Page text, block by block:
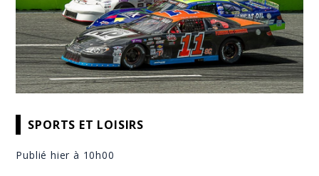
SPORTS ET LOISIRS
Publié hier à 10h00